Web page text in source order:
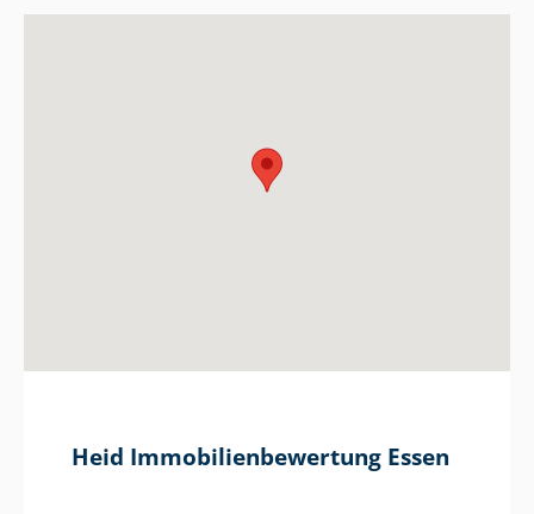
Heid Im­mo­bi­li­en­be­wer­tung Essen